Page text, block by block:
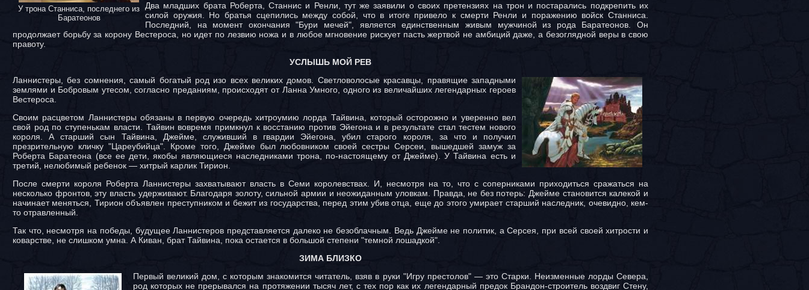
У трона Станниса, последнего из
Баратеонов
Два младших брата Роберта, Станнис и Ренли, тут же заявили о своих претензиях на трон и постарались подкрепить их
силой оружия. Но братья сцепились между собой, что в итоге привело к смерти Ренли и поражению войск Станниса.
Последний, на момент окончания "Бури мечей", является единственным живым мужчиной из рода Баратеонов. Он
продолжает борьбу за корону Вестероса, но идет по лезвию ножа и в любое мгновение рискует пасть жертвой не амбиций даже, а безоглядной веры в свою
правоту.
УСЛЫШЬ МОЙ РЕВ
Ланнистеры, без сомнения, самый богатый род изо всех великих домов. Светловолосые красавцы, правящие западными
землями и Бобровым утесом, согласно преданиям, происходят от Ланна Умного, одного из величайших легендарных героев
Вестероса.
Своим расцветом Ланнистеры обязаны в первую очередь хитроумию лорда Тайвина, который осторожно и уверенно вел
свой род по ступенькам власти. Тайвин вовремя примкнул к восстанию против Эйегона и в результате стал тестем нового
короля. А старший сын Тайвина, Джейме, служивший в гвардии Эйегона, убил старого короля, за что и получил
презрительную кличку "Цареубийца". Кроме того, Джейме был любовником своей сестры Серсеи, вышедшей замуж за
Роберта Баратеона (все ее дети, якобы являющиеся наследниками трона, по-настоящему от Джейме). У Тайвина есть и
третий, нелюбимый ребенок — хитрый карлик Тирион.
После смерти короля Роберта Ланнистеры захватывают власть в Семи королевствах. И, несмотря на то, что с соперниками приходиться сражаться на
несколько фронтов, эту власть удерживают. Благодаря золоту, сильной армии и неожиданным уловкам. Правда, не без потерь: Джейме становится калекой и
начинает меняться, Тирион объявлен преступником и бежит из государства, перед этим убив отца, еще до этого умирает старший наследник, очевидно, кем-
то отравленный.
Так что, несмотря на победы, будущее Ланнистеров представляется далеко не безоблачным. Ведь Джейме не политик, а Серсея, при всей своей хитрости и
коварстве, не слишком умна. А Киван, брат Тайвина, пока остается в большой степени "темной лошадкой".
ЗИМА БЛИЗКО
Первый великий дом, с которым знакомится читатель, взяв в руки "Игру престолов" — это Старки. Неизменные лорды Севера,
род которых не прерывался на протяжении тысяч лет, с тех пор как их легендарный предок Брандон-строитель воздвиг Стену,